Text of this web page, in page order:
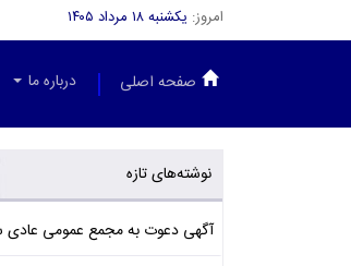
امروز: یکشنبه ۱۸ مرداد ۱۴۰۵
صفحه اصلی درباره ما
نوشته‌های تازه
آگهی دعوت به مجمع عمومی عادی